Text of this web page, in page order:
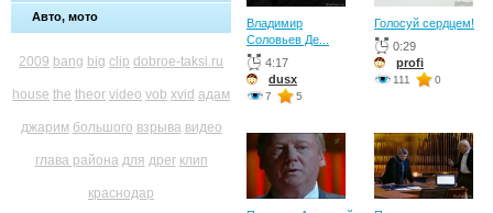
Авто, мото
2009 bang big clip dobroe-taksi.ru
house the theor video vob xvid адам
джарим большого взрыва видео
глава района для дрег клип
краснодар
Владимир
Соловьев Де...
4:17
dusx
7 5
Голосуй сердцем!
0:29
profi
111 0